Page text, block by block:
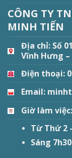
CÔNG TY
MINH TIẾN
Địa chỉ: Số
Vĩnh Hưng –
Điện thoại:
Email:
Giờ làm việc:
Từ Thứ 2
Sáng